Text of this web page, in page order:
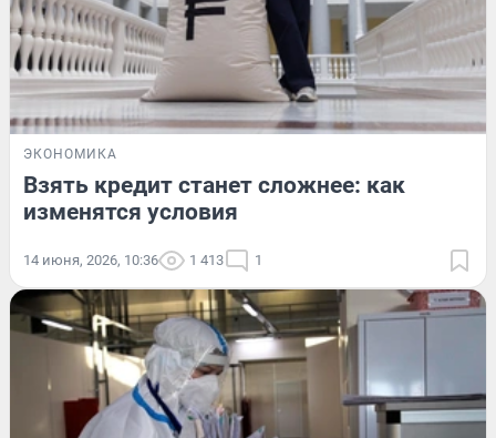
ЭКОНОМИКА
Взять кредит станет сложнее: как
изменятся условия
14 июня, 2026, 10:36 1 413 1